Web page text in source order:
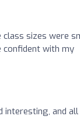
class sizes were
confident with my
interesting, and